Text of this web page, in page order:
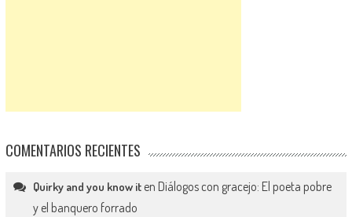
COMENTARIOS RECIENTES
Quirky and you know iten Diálogos con gracejo: El poeta pobre
y el banquero forrado